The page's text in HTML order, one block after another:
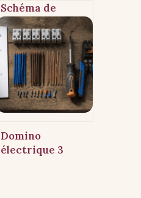
Schéma de
branchement du
disjoncteur
différentiel
30mA : guide
pratique et
conformité NF C
15-100
Domino
électrique 3